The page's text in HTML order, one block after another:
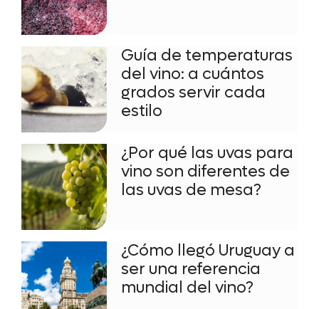
Guía de temperaturas
del vino: a cuántos
grados servir cada
estilo
¿Por qué las uvas para
vino son diferentes de
las uvas de mesa?
¿Cómo llegó Uruguay a
ser una referencia
mundial del vino?